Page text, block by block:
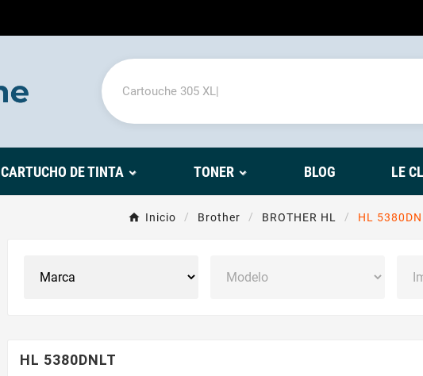
CARTUCHO DE TINTA TONER BLOG LE
Inicio Brother BROTHER HL HL
HL 5380DNLT